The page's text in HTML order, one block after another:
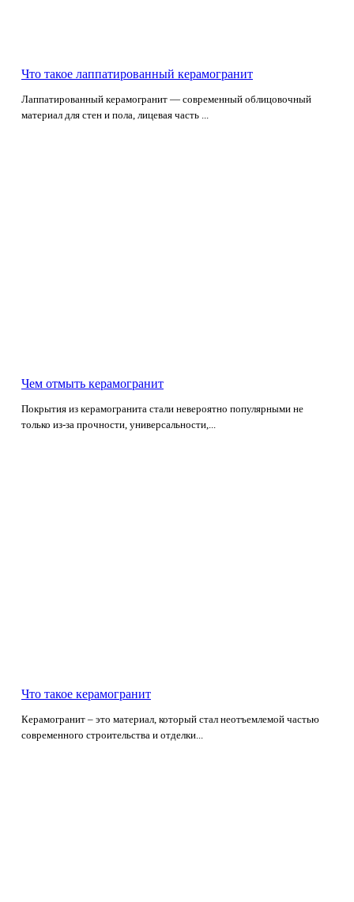
Что такое лаппатированный керамогранит
Лаппатированный керамогранит — современный облицовочный
материал для стен и пола, лицевая часть ...
Чем отмыть керамогранит
Покрытия из керамогранита стали невероятно популярными не
только из-за прочности, универсальности,...
Что такое керамогранит
Керамогранит – это материал, который стал неотъемлемой частью
современного строительства и отделки...